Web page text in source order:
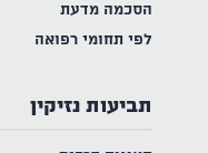
הסכמה מדעת
לפי תחומי רפואה
תביעות נזיקין